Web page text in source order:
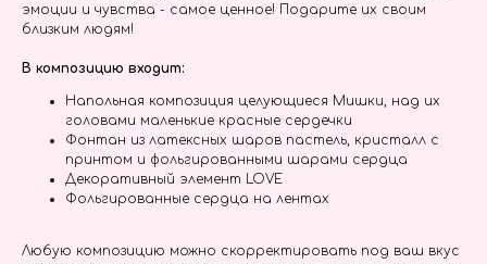
эмоции и чувства - самое ценное! Подарите их своим
близким людям!
В композицию входит:
Напольная композиция целующиеся Мишки, над их
головами маленькие красные сердечки
Фонтан из латексных шаров пастель, кристалл с
принтом и фольгированными шарами сердца
Декоративный элемент LOVE
Фольгированные сердца на лентах
Любую композицию можно скорректировать под ваш вкус